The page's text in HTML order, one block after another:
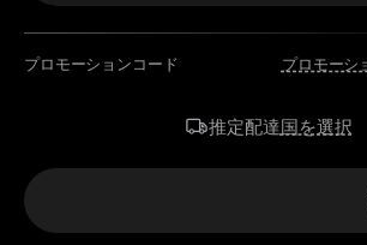
プロモーションコード プロモーシ
推定配達国を選択